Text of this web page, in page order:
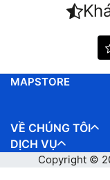
MAPSTORE
VỀ CHÚNG TÔI
DỊCH VỤ
Copyright ©